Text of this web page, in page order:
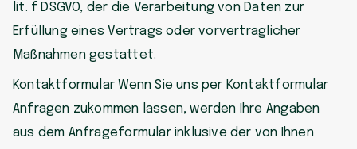
lit. f DSGVO, der die Verarbeitung von Daten zur
Erfüllung eines Vertrags oder vorvertraglicher
Maßnahmen gestattet.
Kontaktformular Wenn Sie uns per Kontaktformular
Anfragen zukommen lassen, werden Ihre Angaben
aus dem Anfrageformular inklusive der von Ihnen